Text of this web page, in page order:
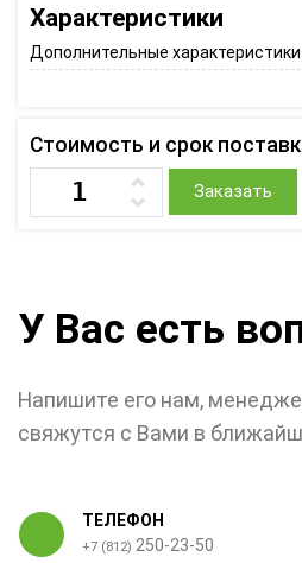
Характеристики
Дополнительные характеристики
Стоимость и срок
Заказать
У Вас есть
Напишите его нам,
свяжутся с Вами в
ТЕЛЕФОН
+7 (812) 250-23-50